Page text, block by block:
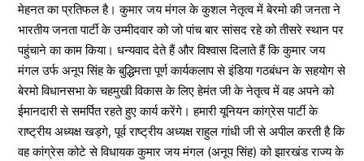
मेहनत का प्रतिफल है। कुमार जय मंगल के कुशल नेतृत्व में बेरमो की जनता ने
भारतीय जनता पार्टी के उम्मीदवार को जो पांच बार सांसद रहे को तीसरे स्थान पर
पहुंचाने का काम किया। धन्यवाद देते हैं और विश्वास दिलाते हैं कि कुमार जय
मंगल उर्फ अनूप सिंह के बुद्धिमत्ता पूर्ण कार्यकलाप से इंडिया गठबंधन के सहयोग से
बेरमो विधानसभा के चहमुखी विकास के लिए हेमंत जी के नेतृत्व में वह अपने को
ईमानदारी से समर्पित रहते हुए कार्य करेंगे। हमारी यूनियन कांग्रेस पार्टी के
राष्ट्रीय अध्यक्ष खड्गे, पूर्व राष्ट्रीय अध्यक्ष राहुल गांधी जी से अपील करती है कि
वह कांग्रेस कोटे से विधायक कुमार जय मंगल (अनूप सिंह) को झारखंड राज्य के